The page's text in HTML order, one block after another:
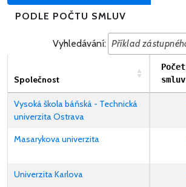
PODLE POČTU SMLUV
Vyhledávání:
Společnost
Počet
smluv
Vysoká škola báňská - Technická
univerzita Ostrava
Masarykova univerzita
Univerzita Karlova